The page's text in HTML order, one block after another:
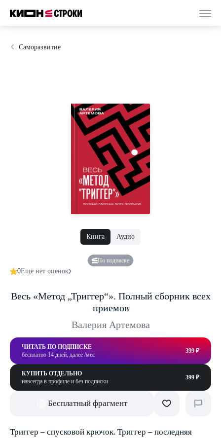
Саморазвитие
Книга Аудио
По подписке
0Ещё нет оценок
Весь «Метод „Триггер“». Полный сборник всех
приемов
Валерия Артемова
ЧИТАТЬ ПО ПОДПИСКЕ
бесплатно 14 дней, далее /мес
399 ₽
КУПИТЬ ОТДЕЛЬНО
навсегда в профиле и без подписки
399 ₽
Бесплатный фрагмент
Триггер – спусковой крючок. Триггер – последняя